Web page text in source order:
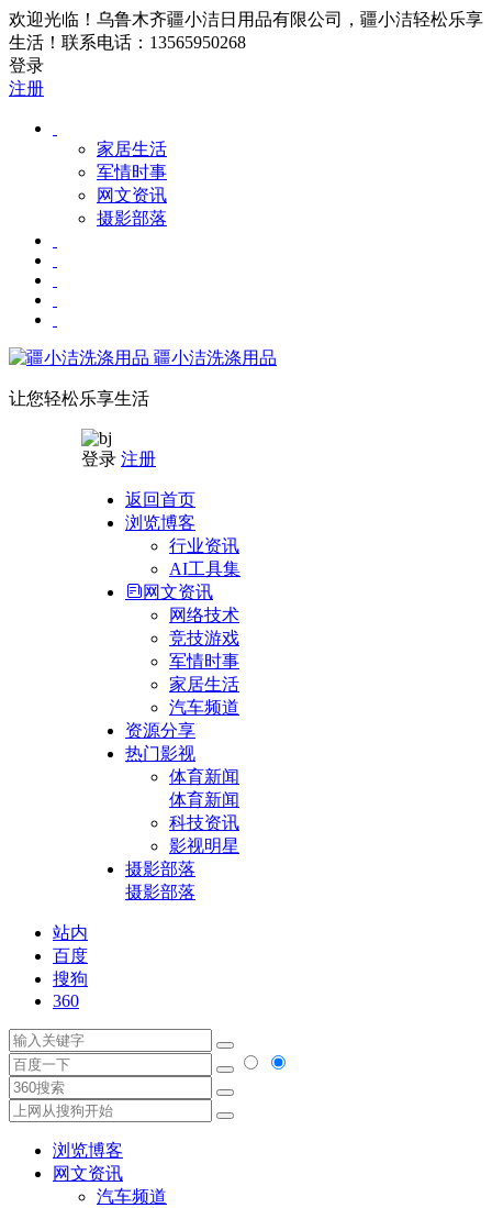
欢迎光临！乌鲁木齐疆小洁日用品有限公司，疆小洁轻松乐享
生活！联系电话：13565950268
登录
注册
家居生活
军情时事
网文资讯
摄影部落
疆小洁洗涤用品
让您轻松乐享生活
登录 注册
返回首页
浏览博客
行业资讯
AI工具集
网文资讯
网络技术
竞技游戏
军情时事
家居生活
汽车频道
资源分享
热门影视
体育新闻
体育新闻
科技资讯
影视明星
摄影部落
摄影部落
站内
百度
搜狗
360
浏览博客
网文资讯
汽车频道